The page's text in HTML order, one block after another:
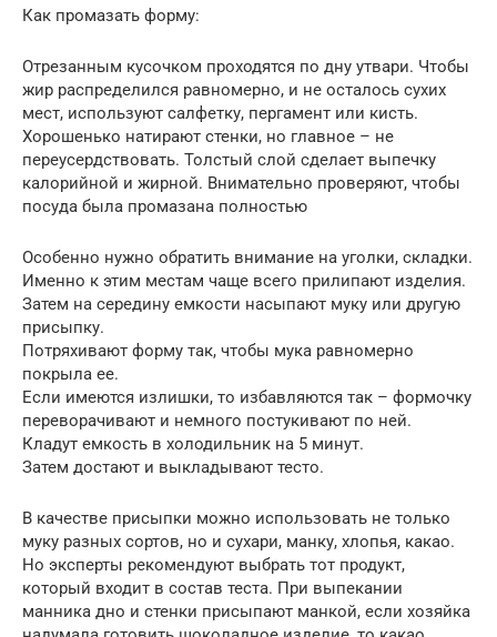
Как промазать форму:
Отрезанным кусочком проходятся по дну утвари. Чтобы
жир распределился равномерно, и не осталось сухих
мест, используют салфетку, пергамент или кисть.
Хорошенько натирают стенки, но главное – не
переусердствовать. Толстый слой сделает выпечку
калорийной и жирной. Внимательно проверяют, чтобы
посуда была промазана полностью
Особенно нужно обратить внимание на уголки, складки.
Именно к этим местам чаще всего прилипают изделия.
Затем на середину емкости насыпают муку или другую
присыпку.
Потряхивают форму так, чтобы мука равномерно
покрыла ее.
Если имеются излишки, то избавляются так – формочку
переворачивают и немного постукивают по ней.
Кладут емкость в холодильник на 5 минут.
Затем достают и выкладывают тесто.
В качестве присыпки можно использовать не только
муку разных сортов, но и сухари, манку, хлопья, какао.
Но эксперты рекомендуют выбрать тот продукт,
который входит в состав теста. При выпекании
манника дно и стенки присыпают манкой, если хозяйка